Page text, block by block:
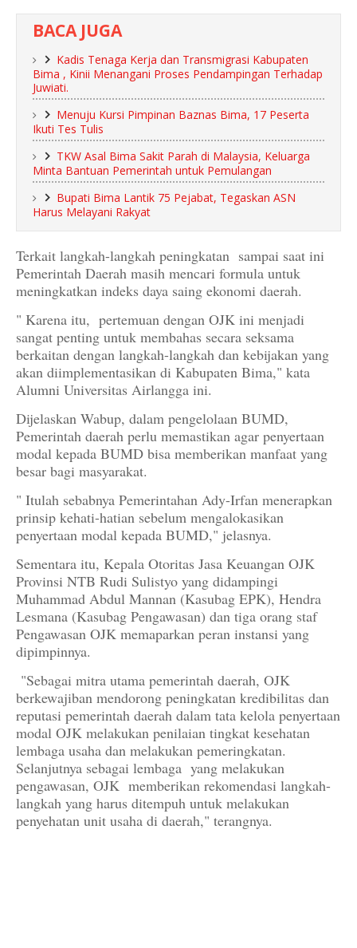
BACA JUGA
Kadis Tenaga Kerja dan Transmigrasi Kabupaten
Bima , Kinii Menangani Proses Pendampingan Terhadap
Juwiati.
Menuju Kursi Pimpinan Baznas Bima, 17 Peserta
Ikuti Tes Tulis
TKW Asal Bima Sakit Parah di Malaysia, Keluarga
Minta Bantuan Pemerintah untuk Pemulangan
Bupati Bima Lantik 75 Pejabat, Tegaskan ASN
Harus Melayani Rakyat
Terkait langkah-langkah peningkatan sampai saat ini
Pemerintah Daerah masih mencari formula untuk
meningkatkan indeks daya saing ekonomi daerah.
" Karena itu, pertemuan dengan OJK ini menjadi
sangat penting untuk membahas secara seksama
berkaitan dengan langkah-langkah dan kebijakan yang
akan diimplementasikan di Kabupaten Bima," kata
Alumni Universitas Airlangga ini.
Dijelaskan Wabup, dalam pengelolaan BUMD,
Pemerintah daerah perlu memastikan agar penyertaan
modal kepada BUMD bisa memberikan manfaat yang
besar bagi masyarakat.
" Itulah sebabnya Pemerintahan Ady-Irfan menerapkan
prinsip kehati-hatian sebelum mengalokasikan
penyertaan modal kepada BUMD," jelasnya.
Sementara itu, Kepala Otoritas Jasa Keuangan OJK
Provinsi NTB Rudi Sulistyo yang didampingi
Muhammad Abdul Mannan (Kasubag EPK), Hendra
Lesmana (Kasubag Pengawasan) dan tiga orang staf
Pengawasan OJK memaparkan peran instansi yang
dipimpinnya.
"Sebagai mitra utama pemerintah daerah, OJK
berkewajiban mendorong peningkatan kredibilitas dan
reputasi pemerintah daerah dalam tata kelola penyertaan
modal OJK melakukan penilaian tingkat kesehatan
lembaga usaha dan melakukan pemeringkatan.
Selanjutnya sebagai lembaga yang melakukan
pengawasan, OJK memberikan rekomendasi langkah-
langkah yang harus ditempuh untuk melakukan
penyehatan unit usaha di daerah," terangnya.